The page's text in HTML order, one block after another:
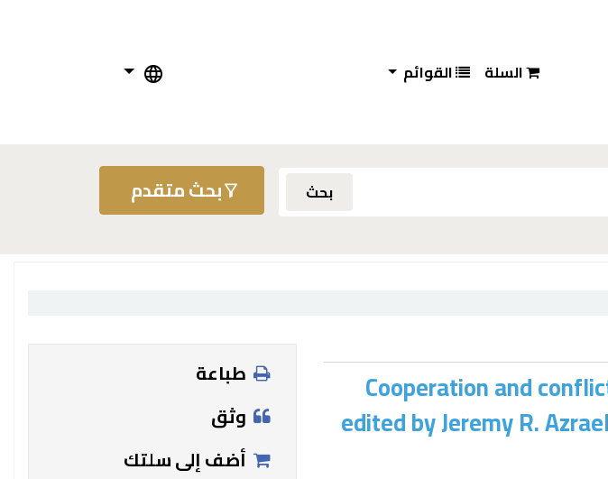
السلة القوائم
بحث بحث متقدم
Cooperation and
edited by Jeremy R.
طباعة
وثق
أضف إلى سلتك